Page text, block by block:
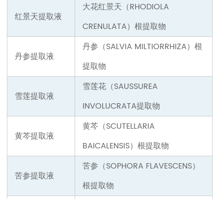
红景天提取液
大花红景天（RHODIOLA
CRENULATA）根提取物
丹参提取液
丹参（SALVIA MILTIORRHIZA）根
提取物
雪莲提取液
雪莲花（SAUSSUREA
INVOLUCRATA提取物
黄芩提取液
黄芩（SCUTELLARIA
BAICALENSIS）根提取物
苦参提取液
苦参（SOPHORA FLAVESCENS）
根提取物